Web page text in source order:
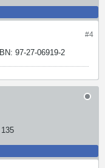
#4
97-27-06919-2
135